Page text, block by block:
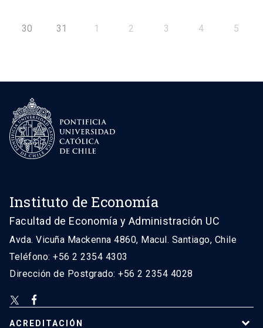
30 31 1 2 3 4 5
Instituto de Economía
Facultad de Economía y Administración UC
Avda. Vicuña Mackenna 4860, Macul. Santiago, Chile
Teléfono: +56 2 2354 4303
Dirección de Postgrado: +56 2 2354 4028
ACREDITACIÓN